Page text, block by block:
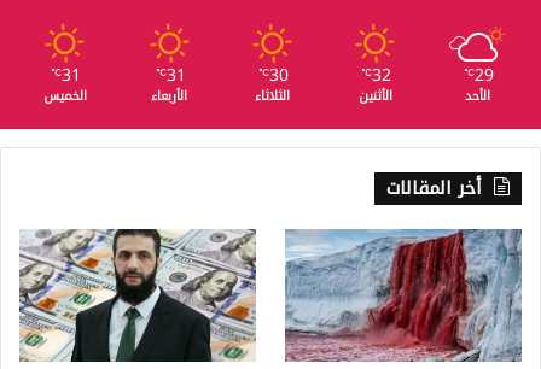
29
℃
الأحد
32
℃
الأثنين
30
℃
الثلاثاء
31
℃
الأربعاء
31
℃
الخميس
أخر المقالات